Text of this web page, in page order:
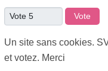
Veuillez voter
Un site sans cookies.
et votez. Merci